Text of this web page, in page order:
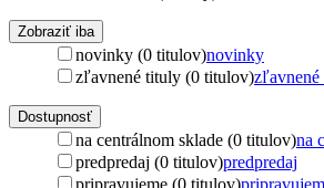
Zobraziť iba
novinky (0 titulov)novinky
zľavnené tituly (0 titulov)
Dostupnosť
na centrálnom sklade (0 titulov)na
predpredaj (0 titulov)predpredaj
pripravujeme (0 titulov)